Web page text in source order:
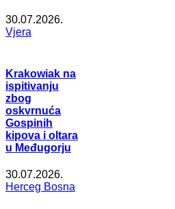
30.07.2026.
Vjera
Krakowiak na
ispitivanju
zbog
oskvrnuća
Gospinih
kipova i oltara
u Međugorju
30.07.2026.
Herceg Bosna